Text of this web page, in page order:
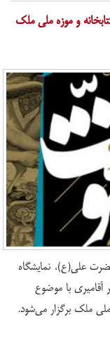
و موزه ملی ملک
علی(ع)، نمایشگاه
آقامیری با موضوع